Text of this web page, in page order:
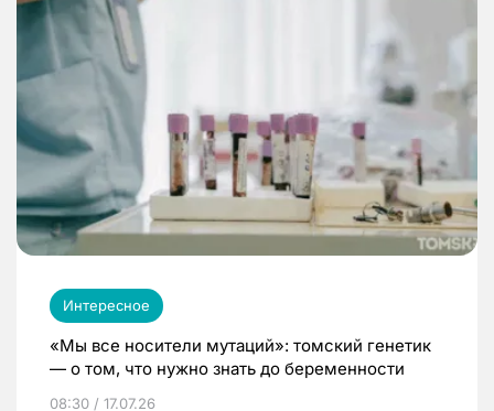
Интересное
«Мы все носители мутаций»: томский генетик
— о том, что нужно знать до беременности
08:30 / 17.07.26